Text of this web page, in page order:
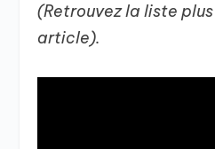
(Retrouvez la liste
article).